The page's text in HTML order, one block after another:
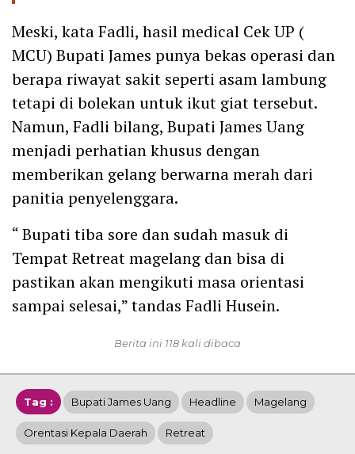
Meski, kata Fadli, hasil medical Cek UP (
MCU) Bupati James punya bekas operasi dan
berapa riwayat sakit seperti asam lambung
tetapi di bolekan untuk ikut giat tersebut.
Namun, Fadli bilang, Bupati James Uang
menjadi perhatian khusus dengan
memberikan gelang berwarna merah dari
panitia penyelenggara.
“ Bupati tiba sore dan sudah masuk di
Tempat Retreat magelang dan bisa di
pastikan akan mengikuti masa orientasi
sampai selesai,” tandas Fadli Husein.
Berita ini 118 kali dibaca
Tag : Bupati James Uang Headline Magelang
Orentasi Kepala Daerah Retreat